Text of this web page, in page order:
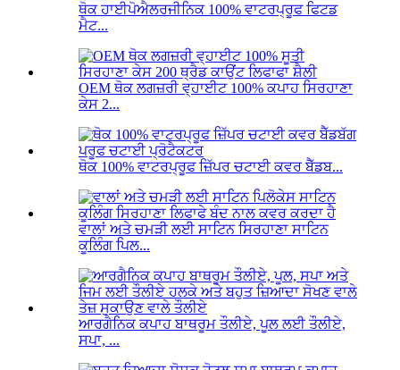
ਥੋਕ ਹਾਈਪੋਐਲਰਜੀਨਿਕ 100% ਵਾਟਰਪ੍ਰੂਫ ਫਿਟਡ
ਮੈਟ...
OEM ਥੋਕ ਲਗਜ਼ਰੀ ਵ੍ਹਾਈਟ 100% ਕਪਾਹ ਸਿਰਹਾਣਾ
ਕੇਸ 2...
ਥੋਕ 100% ਵਾਟਰਪ੍ਰੂਫ ਜ਼ਿੱਪਰ ਚਟਾਈ ਕਵਰ ਬੈੱਡਬ...
ਵਾਲਾਂ ਅਤੇ ਚਮੜੀ ਲਈ ਸਾਟਿਨ ਸਿਰਹਾਣਾ ਸਾਟਿਨ
ਕੂਲਿੰਗ ਪਿਲ...
ਆਰਗੈਨਿਕ ਕਪਾਹ ਬਾਥਰੂਮ ਤੌਲੀਏ, ਪੂਲ ਲਈ ਤੌਲੀਏ,
ਸਪਾ, ...